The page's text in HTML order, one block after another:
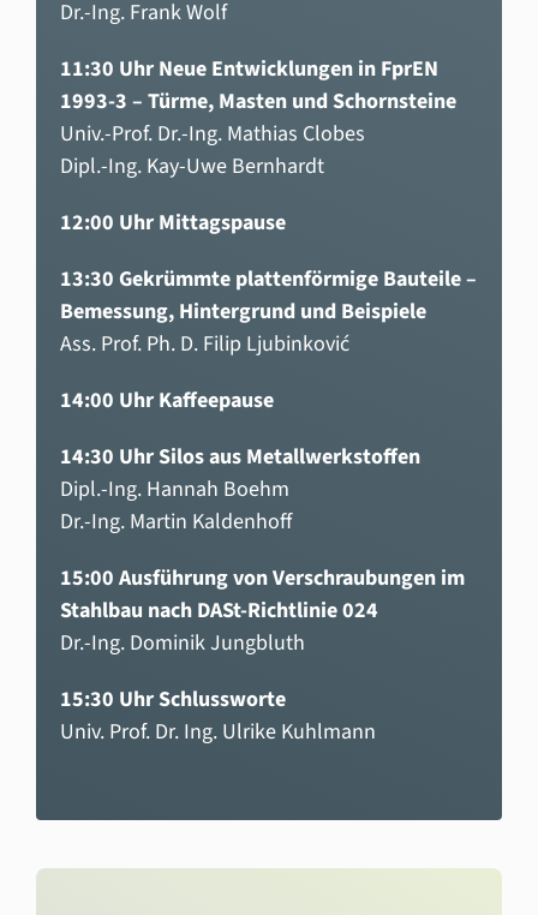
Dr.-Ing. Frank Wolf
11:30 Uhr Neue Entwicklungen in FprEN
1993-3 – Türme, Masten und Schornsteine
Univ.-Prof. Dr.-Ing. Mathias Clobes
Dipl.-Ing. Kay-Uwe Bernhardt
12:00 Uhr Mittagspause
13:30 Gekrümmte plattenförmige Bauteile –
Bemessung, Hintergrund und Beispiele
Ass. Prof. Ph. D. Filip Ljubinković
14:00 Uhr Kaffeepause
14:30 Uhr Silos aus Metallwerkstoffen
Dipl.-Ing. Hannah Boehm
Dr.-Ing. Martin Kaldenhoff
15:00 Ausführung von Verschraubungen im
Stahlbau nach DASt-Richtlinie 024
Dr.-Ing. Dominik Jungbluth
15:30 Uhr Schlussworte
Univ. Prof. Dr. Ing. Ulrike Kuhlmann